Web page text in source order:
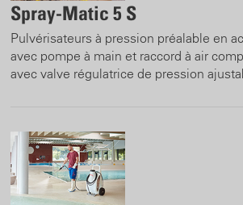
Spray-Matic 5 S
Pulvérisateurs à pression préalable en
avec pompe à main et raccord à air
avec valve régulatrice de pression